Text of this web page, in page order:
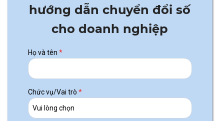
hướng dẫn chuyển đổi số
cho doanh nghiệp
Họ và tên *
Chức vụ/Vai trò *